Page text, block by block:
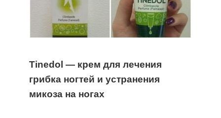
Tinedol — крем для лечения
грибка ногтей и устранения
микоза на ногах